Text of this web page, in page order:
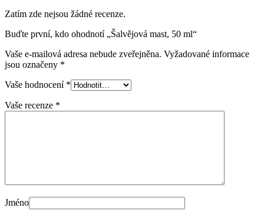
Zatím zde nejsou žádné recenze.
Buďte první, kdo ohodnotí „Šalvějová mast, 50 ml“
Vaše e-mailová adresa nebude zveřejněna. Vyžadované informace
jsou označeny *
Vaše hodnocení *
Vaše recenze *
Jméno